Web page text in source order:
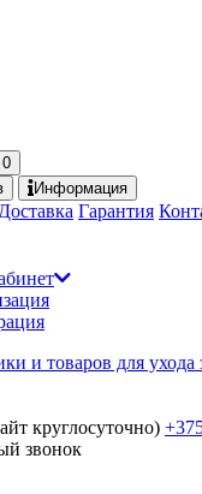
Информация
Доставка Гарантия
круглосуточно)
звонок